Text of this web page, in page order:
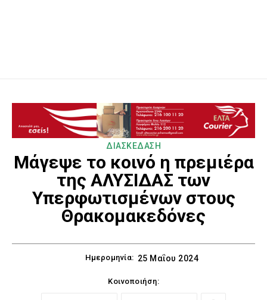
ΔΙΑΣΚΕΔΑΣΗ
Μάγεψε το κοινό η πρεμιέρα
της ΑΛΥΣΙΔΑΣ των
Υπερφωτισμένων στους
Θρακομακεδόνες
Ημερομηνία: 25 Μαΐου 2024
Κοινοποιήση: